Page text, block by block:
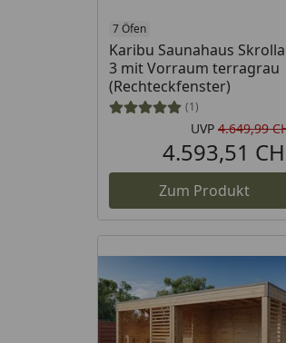
7 Öfen
Karibu Saunahaus
3 mit Vorraum terragrau
(Rechteckfenster)
(1)
UVP 4.649,99
4.593,51
Zum Produkt